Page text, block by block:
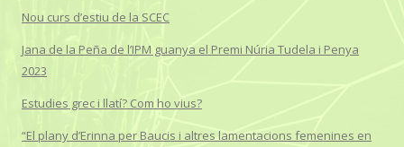
Nou curs d’estiu de la SCEC
Jana de la Peña de l’IPM guanya el Premi Núria Tudela i Penya
2023
Estudies grec i llatí? Com ho vius?
“El plany d’Erinna per Baucis i altres lamentacions femenines en